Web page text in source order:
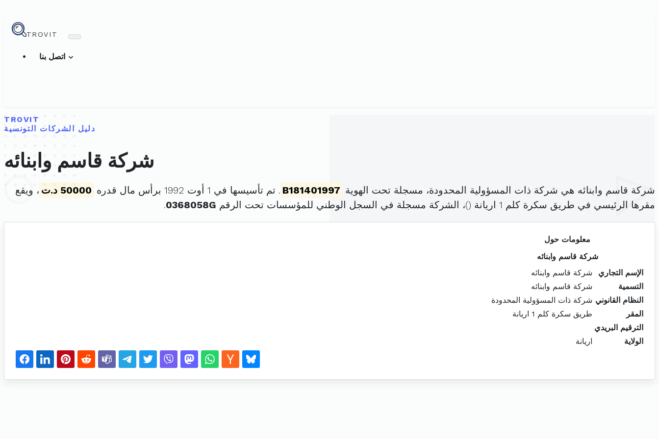
TROVIT
TROVIT
دليل الشركات التونسية
شركة قاسم وابنائه
شركة قاسم وابنائه هي شركة ذات المسؤولية المحدودة، مسجلة تحت الهوية B181401997 . تم تأسيسها في 1 أوت 1992 برأس مال قدره 50000 د.ت
، ويقع
مقرها الرئيسي في طريق سكرة كلم 1 اريانة (
)، الشركة مسجلة في السجل الوطني للمؤسسات تحت الرقم 0368058G
.
معلومات حول
شركة قاسم وابنائه
الإسم التجاري
شركة قاسم وابنائه
التسمية
شركة قاسم وابنائه
النظام القانوني شركة ذات المسؤولية المحدودة
المقر
طريق سكرة كلم 1 اريانة
الترقيم البريدي
الولاية
اريانة